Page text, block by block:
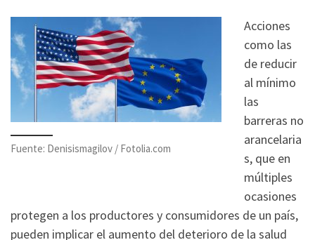
Fuente: Denisismagilov / Fotolia.com
Acciones
como las
de reducir
al mínimo
las
barreras no
arancelaria
s, que en
múltiples
ocasiones
protegen a los productores y consumidores de un país,
pueden implicar el aumento del deterioro de la salud